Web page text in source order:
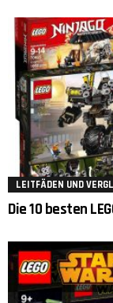
LEITFÄDEN UND
Die 10 besten